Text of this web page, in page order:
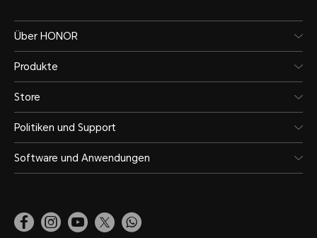
Über HONOR
Produkte
Store
Politiken und Support
Software und Anwendungen